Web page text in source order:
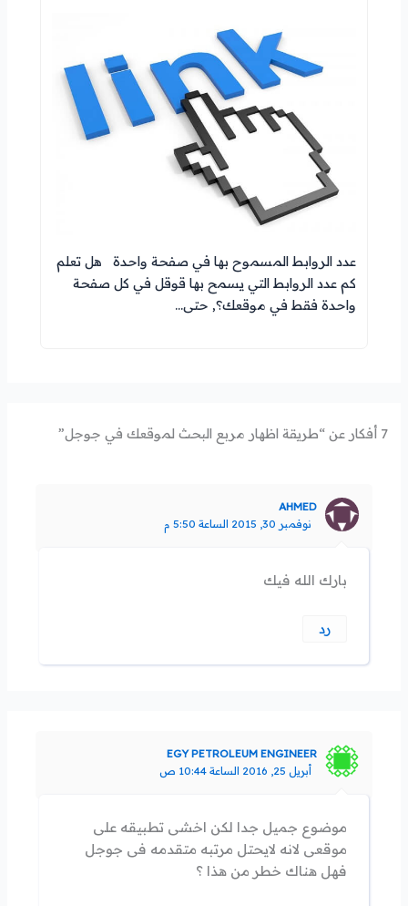
عدد الروابط المسموح بها في صفحة واحدة هل تعلم
كم عدد الروابط التي يسمح بها قوقل في كل صفحة
واحدة فقط في موقعك؟, حتى…
7 أفكار عن “طريقة اظهار مربع البحث لموقعك في جوجل”
AHMED
نوفمبر 30, 2015 الساعة 5:50 م
بارك الله فيك
رد
EGY PETROLEUM ENGINEER
أبريل 25, 2016 الساعة 10:44 ص
موضوع جميل جدا لكن اخشى تطبيقه على
موقعى لانه لايحتل مرتبه متقدمه فى جوجل
فهل هناك خطر من هذا ؟